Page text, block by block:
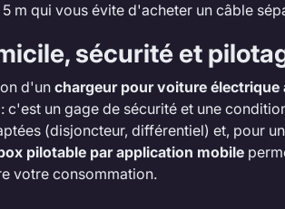
m qui vous évite d'acheter un câble
sécurité et
d'un chargeur pour voiture électrique
c'est un gage de sécurité et une
(disjoncteur, différentiel) et, pour
pilotable par application mobile
votre consommation.